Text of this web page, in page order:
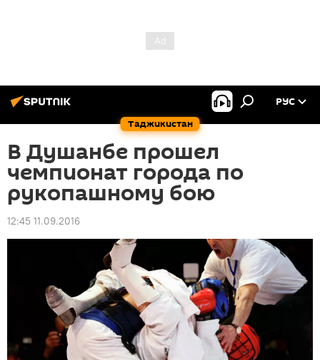
Таджикистан
РУС
В Душанбе прошел
чемпионат города по
рукопашному бою
12:45 11.09.2016